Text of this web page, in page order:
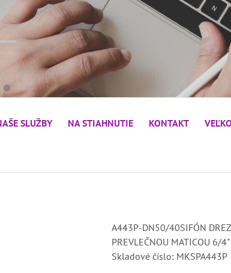
SLUŽBY NA STIAHNUTIE KONTAKT
A443P-DN50/40SIFÓN
PREVLEČNOU MATICOU 6/4"
Skladové číslo: MKSPA443P